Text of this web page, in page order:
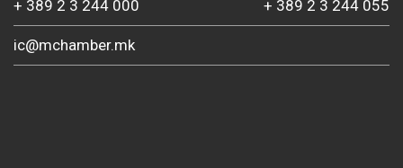
+ 389 2 3 244 000 + 389 2 3 244 055
ic@mchamber.mk